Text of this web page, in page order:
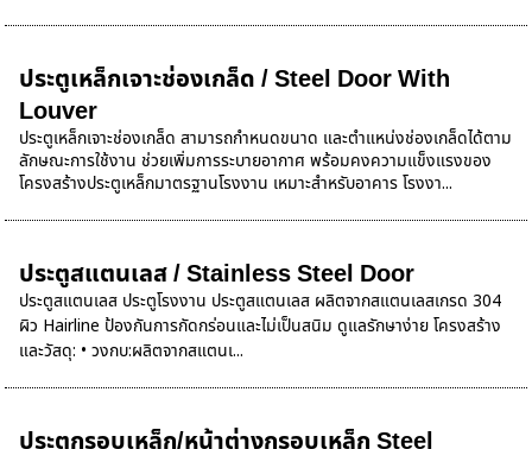
ประตูเหล็กเจาะช่องเกล็ด / Steel Door With
Louver
ประตูเหล็กเจาะช่องเกล็ด สามารถกำหนดขนาด และตำแหน่งช่องเกล็ดได้ตาม
ลักษณะการใช้งาน ช่วยเพิ่มการระบายอากาศ พร้อมคงความแข็งแรงของ
โครงสร้างประตูเหล็กมาตรฐานโรงงาน เหมาะสำหรับอาคาร โรงงา...
ประตูสแตนเลส / Stainless Steel Door
ประตูสแตนเลส ประตูโรงงาน ประตูสแตนเลส ผลิตจากสแตนเลสเกรด 304
ผิว Hairline ป้องกันการกัดกร่อนและไม่เป็นสนิม ดูแลรักษาง่าย โครงสร้าง
และวัสดุ: • วงกบ:ผลิตจากสแตนเ...
ประตูกรอบเหล็ก/หน้าต่างกรอบเหล็ก Steel